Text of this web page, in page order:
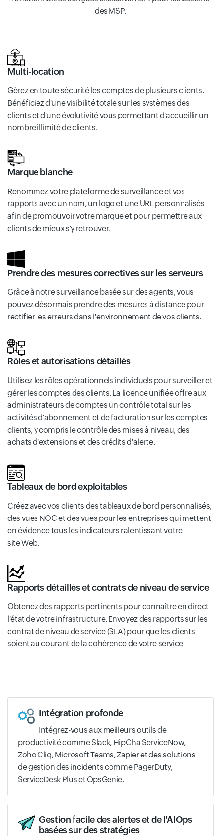
des MSP.
Multi-location
Gérez en toute sécurité les comptes de plusieurs clients.
Bénéficiez d'une visibilité totale sur les systèmes des
clients et d'une évolutivité vous permettant d'accueillir un
nombre illimité de clients.
Marque blanche
Renommez votre plateforme de surveillance et vos
rapports avec un nom, un logo et une URL personnalisés
afin de promouvoir votre marque et pour permettre aux
clients de mieux s'y retrouver.
Prendre des mesures correctives sur les serveurs
Grâce à notre surveillance basée sur des agents, vous
pouvez désormais prendre des mesures à distance pour
rectifier les erreurs dans l'environnement de vos clients.
Rôles et autorisations détaillés
Utilisez les rôles opérationnels individuels pour surveiller et
gérer les comptes des clients. La licence unifiée offre aux
administrateurs de comptes un contrôle total sur les
activités d'abonnement et de facturation sur les comptes
clients, y compris le contrôle des mises à niveau, des
achats d'extensions et des crédits d'alerte.
Tableaux de bord exploitables
Créez avec vos clients des tableaux de bord personnalisés,
des vues NOC et des vues pour les entreprises qui mettent
en évidence tous les indicateurs ralentissant votre
site Web.
Rapports détaillés et contrats de niveau de service
Obtenez des rapports pertinents pour connaître en direct
l'état de votre infrastructure. Envoyez des rapports sur les
contrat de niveau de service (SLA) pour que les clients
soient au courant de la cohérence de votre service.
Intégration profonde
Intégrez-vous aux meilleurs outils de
productivité comme Slack, HipCha ServiceNow,
Zoho Cliq, Microsoft Teams, Zapier et des solutions
de gestion des incidents comme PagerDuty,
ServiceDesk Plus et OpsGenie.
Gestion facile des alertes et de l'AIOps
basées sur des stratégies